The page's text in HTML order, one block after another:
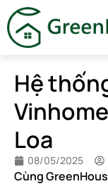
Hệ
Loa
08/05/2025
Cùng